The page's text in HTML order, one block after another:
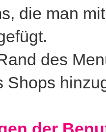
die man
des
Shops